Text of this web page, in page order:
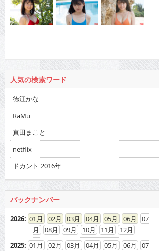
人気の検索ワード
徳江かな
RaMu
真田まこと
netflix
ドカント 2016年
バックナンバー
2026: 01 02 03 04 05 06
07
08
09 10 11
12
2025: 01 02 03 04 05 06
07